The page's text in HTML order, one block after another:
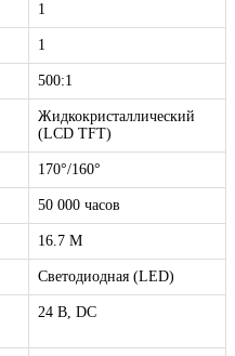
1
1
500:1
Жидкокристаллический
(LCD TFT)
170°/160°
50 000 часов
16.7 M
Светодиодная (LED)
24 B, DC